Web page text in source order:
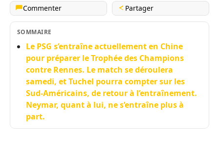
Commenter
Partager
SOMMAIRE
Le PSG s’entraîne actuellement en Chine
pour préparer le Trophée des Champions
contre Rennes. Le match se déroulera
samedi, et Tuchel pourra compter sur les
Sud-Américains, de retour à l’entraînement.
Neymar, quant à lui, ne s’entraîne plus à
part.